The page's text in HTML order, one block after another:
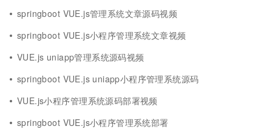
springboot VUE.js管理系统文章源码视频
springboot VUE.js小程序管理系统文章视频
VUE.js uniapp管理系统源码视频
springboot VUE.js uniapp小程序管理系统源码
VUE.js小程序管理系统源码部署视频
springboot VUE.js小程序管理系统部署